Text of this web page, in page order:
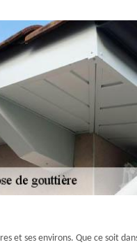
et ses environs. Que ce soit